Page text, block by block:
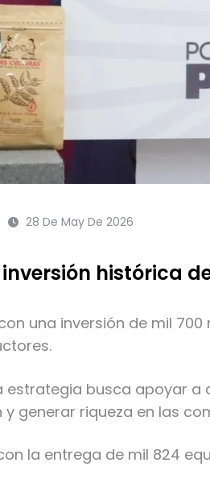
28 De May De 2026
histórica
una inversión de mil
busca apoyar
generar riqueza en las
la entrega de mil 824